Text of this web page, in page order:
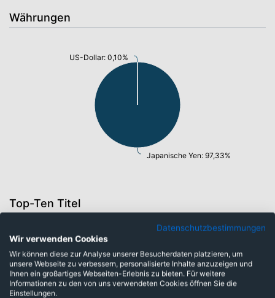
Währungen
Japanische Yen: 97,33%
US-Dollar: 0,10%
Top-Ten Titel
5,20%
Mizuho Financial Group Inc.
Sony Group Corp.
3,52%
Keyence Corp.
3,07%
Datenschutzbestimmungen
Wir verwenden Cookies
Wir können diese zur Analyse unserer Besucherdaten platzieren, um
unsere Webseite zu verbessern, personalisierte Inhalte anzuzeigen und
Ihnen ein großartiges Webseiten-Erlebnis zu bieten. Für weitere
Informationen zu den von uns verwendeten Cookies öffnen Sie die
Einstellungen.